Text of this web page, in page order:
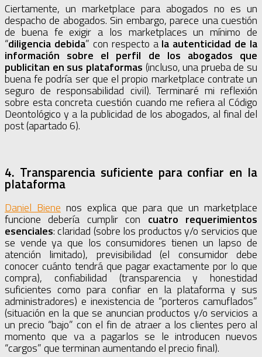
Ciertamente, un marketplace para abogados no es un
despacho de abogados. Sin embargo, parece una cuestión
de buena fe exigir a los marketplaces un mínimo de
“diligencia debida” con respecto a la autenticidad de la
información sobre el perfil de los abogados que
publicitan en sus plataformas (incluso, una prueba de su
buena fe podría ser que el propio marketplace contrate un
seguro de responsabilidad civil). Terminaré mi reflexión
sobre esta concreta cuestión cuando me refiera al Código
Deontológico y a la publicidad de los abogados, al final del
post (apartado 6).
4. Transparencia suficiente para confiar en la
plataforma
Daniel Biene nos explica que para que un marketplace
funcione debería cumplir con cuatro requerimientos
esenciales: claridad (sobre los productos y/o servicios que
se vende ya que los consumidores tienen un lapso de
atención limitado), previsibilidad (el consumidor debe
conocer cuánto tendrá que pagar exactamente por lo que
compra), confiabilidad (transparencia y honestidad
suficientes como para confiar en la plataforma y sus
administradores) e inexistencia de “porteros camuflados”
(situación en la que se anuncian productos y/o servicios a
un precio “bajo” con el fin de atraer a los clientes pero al
momento que va a pagarlos se le introducen nuevos
“cargos” que terminan aumentando el precio final).